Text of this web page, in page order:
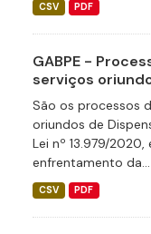
CSV PDF
GABPE -
serviços
São os processos
oriundos de
Lei nº 13.979/
enfrentamento da...
CSV PDF